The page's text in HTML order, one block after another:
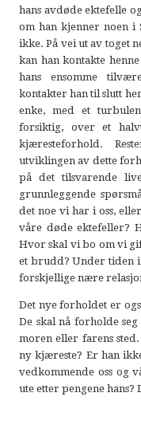
hans avdøde ektefelle
om han kjenner noen i
ikke. På vei ut av toget
kan han kontakte
hans ensomme
kontakter han til slutt
enke, med et
forsiktig, over et
kjæresteforhold.
utviklingen av dette
på det tilsvarende
grunnleggende
det noe vi har i oss,
våre døde ektefeller?
Hvor skal vi bo om vi
et brudd? Under tiden i
forskjellige nære
Det nye forholdet er
De skal nå forholde
moren eller farens
ny kjæreste? Er han
vedkommende oss og
ute etter pengene hans?